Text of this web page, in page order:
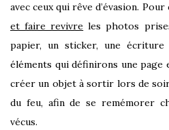
avec ceux qui rêve d’évasion. Pour
et faire revivre les photos
papier, un sticker, une
éléments qui définirons une page
créer un objet à sortir lors de
du feu, afin de se remémorer
vécus.